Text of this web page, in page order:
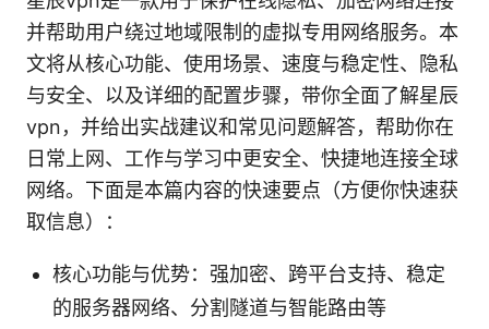
并帮助用户绕过地域限制的虚拟专用网络服务。本
文将从核心功能、使用场景、速度与稳定性、隐私
与安全、以及详细的配置步骤，带你全面了解星辰
vpn，并给出实战建议和常见问题解答，帮助你在
日常上网、工作与学习中更安全、快捷地连接全球
网络。下面是本篇内容的快速要点（方便你快速获
取信息）：
核心功能与优势：强加密、跨平台支持、稳定
的服务器网络、分割隧道与智能路由等